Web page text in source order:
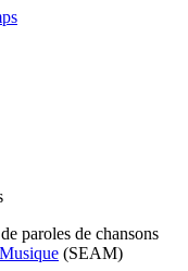
paroles de chansons
(SEAM)